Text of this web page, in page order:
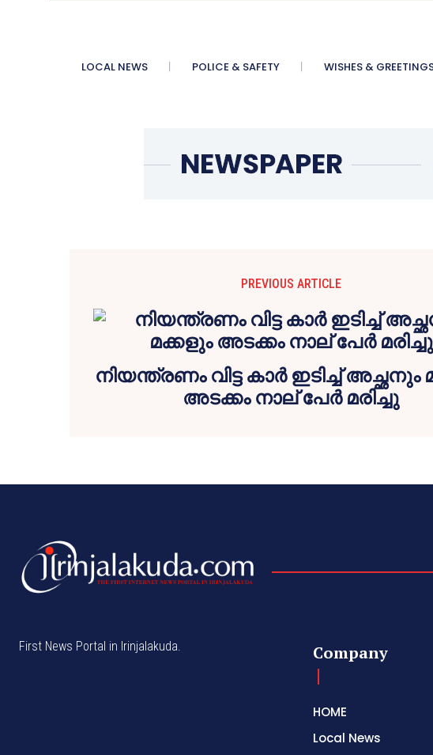
LOCAL NEWS POLICE & SAFETY WISHES &
PREVIOUS ARTICLE
നിയന്ത്രണം വിട്ട കാര്‍ ഇടിച്ച് അച്ഛനും
അടക്കം നാല് പേര്‍ മരിച്ചു
First News Portal in Irinjalakuda. Company
HOME
Local News